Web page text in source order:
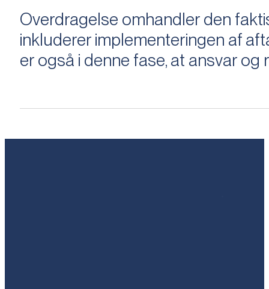
Overdragelse omhandler den
inkluderer implementeringen af
er også i denne fase, at ansvar